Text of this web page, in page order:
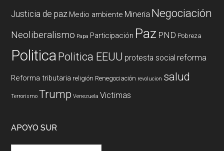
Justicia de paz Medio ambiente Mineria Negociación
Neoliberalismo Papa Participación Paz PND Pobreza
PoliticaPolitica EEUU protesta social reforma
Reforma tributaria religión Renegociación revolucion salud
Terrorismo Trump Venezuela Victimas
APOYO SUR